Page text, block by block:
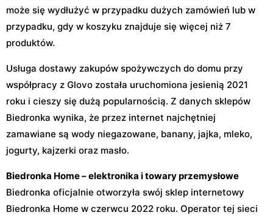
może się wydłużyć w przypadku dużych zamówień lub w
przypadku, gdy w koszyku znajduje się więcej niż 7
produktów.
Usługa dostawy zakupów spożywczych do domu przy
współpracy z Glovo została uruchomiona jesienią 2021
roku i cieszy się dużą popularnością. Z danych sklepów
Biedronka wynika, że przez internet najchętniej
zamawiane są wody niegazowane, banany, jajka, mleko,
jogurty, kajzerki oraz masło.
Biedronka Home – elektronika i towary przemysłowe
Biedronka oficjalnie otworzyła swój sklep internetowy
Biedronka Home w czerwcu 2022 roku. Operator tej sieci